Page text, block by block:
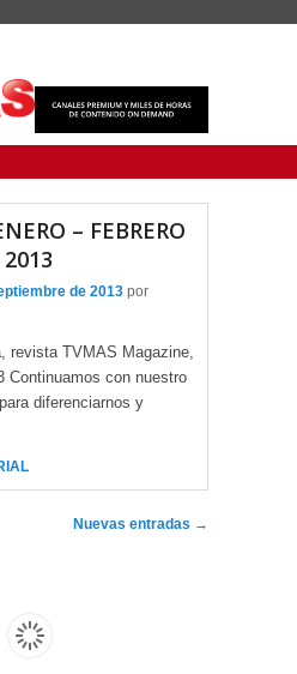
– FEBRERO
2013
de 2013 por
revista TVMAS Magazine,
Continuamos con nuestro
diferenciarnos y
Nuevas entradas →